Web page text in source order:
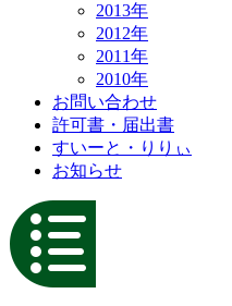
2013年
2012年
2011年
2010年
お問い合わせ
許可書・届出書
すいーと・りりぃ
お知らせ